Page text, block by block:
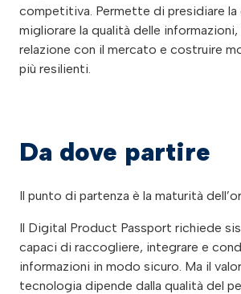
competitiva. Permette di presidiare
migliorare la qualità delle informazioni,
relazione con il mercato e costruire
più resilienti.
Da dove partire
Il punto di partenza è la maturità
Il Digital Product Passport richiede
capaci di raccogliere, integrare e
informazioni in modo sicuro. Ma il
tecnologia dipende dalla qualità del